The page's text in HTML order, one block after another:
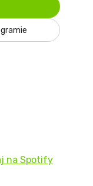
na Spotify